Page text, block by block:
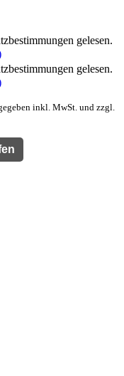
gelesen.
gelesen.
inkl. MwSt. und zzgl.